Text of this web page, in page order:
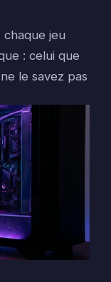
jeu
: celui que
le savez pas